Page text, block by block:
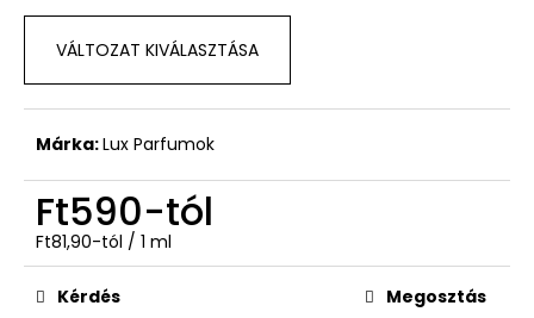
VÁLTOZAT KIVÁLASZTÁSA
Márka:Lux Parfumok
Ft590-tól
Egységár:
Ft81,90-tól / 1 ml
Kérdés Megosztás
NIGHT
IHLETTE
INSPIRÁLT
ILLAT
–
CAMPBELL
Ft590